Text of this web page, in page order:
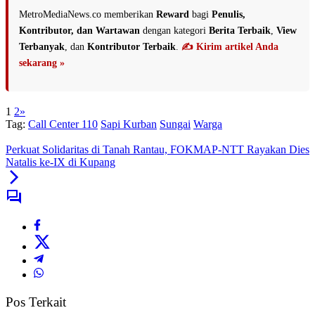
MetroMediaNews.co memberikan Reward bagi Penulis,
Kontributor, dan Wartawan dengan kategori Berita Terbaik View
Terbanyak , dan Kontributor Terbaik ✍️ Kirim artikel Anda
sekarang »
1 2»
Tag: Call Center 110 Sapi Kurban Sungai Warga
Perkuat Solidaritas di Tanah Rantau, FOKMAP-NTT Rayakan Dies
Natalis ke-IX di Kupang
Pos Terkait